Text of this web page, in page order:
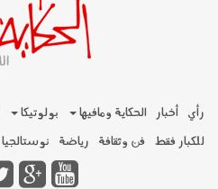
رأي أخبار الحكاية ومافيها بولوتيكا
للكبار فقط فن وثقافة رياضة نوستالجيا